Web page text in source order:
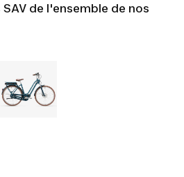
de l'ensemble de nos